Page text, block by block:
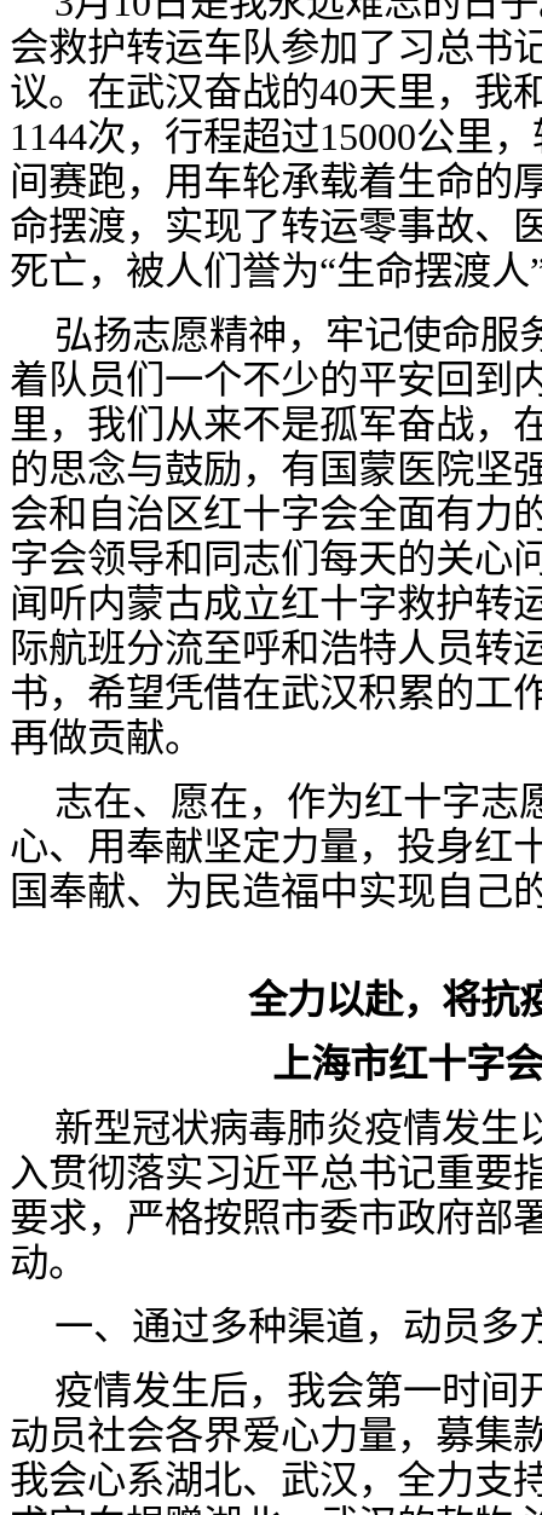
会救护转运车队参加了习总书
议。在武汉奋战的40天里，我
1144次，行程超过15000公里
间赛跑，用车轮承载着生命的
命摆渡，实现了转运零事故、
死亡，被人们誉为“生命摆渡人
弘扬志愿精神，牢记使命服
着队员们一个不少的平安回到
里，我们从来不是孤军奋战，
的思念与鼓励，有国蒙医院坚
会和自治区红十字会全面有力
字会领导和同志们每天的关心
闻听内蒙古成立红十字救护转
际航班分流至呼和浩特人员转
书，希望凭借在武汉积累的工
再做贡献。
志在、愿在，作为红十字志
心、用奉献坚定力量，投身红
国奉献、为民造福中实现自己
全力以赴，将抗
上海市红十字会
新型冠状病毒肺炎疫情发生
入贯彻落实习近平总书记重要
要求，严格按照市委市政府部
动。
一、通过多种渠道，动员多
疫情发生后，我会第一时间
动员社会各界爱心力量，募集
我会心系湖北、武汉，全力支